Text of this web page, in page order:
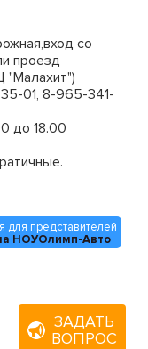
со
проезд
"Малахит")
01, 8-965-341-
до 18.00
для представителей
НОУОлимп-Авто
ЗАДАТЬ
ВОПРОС